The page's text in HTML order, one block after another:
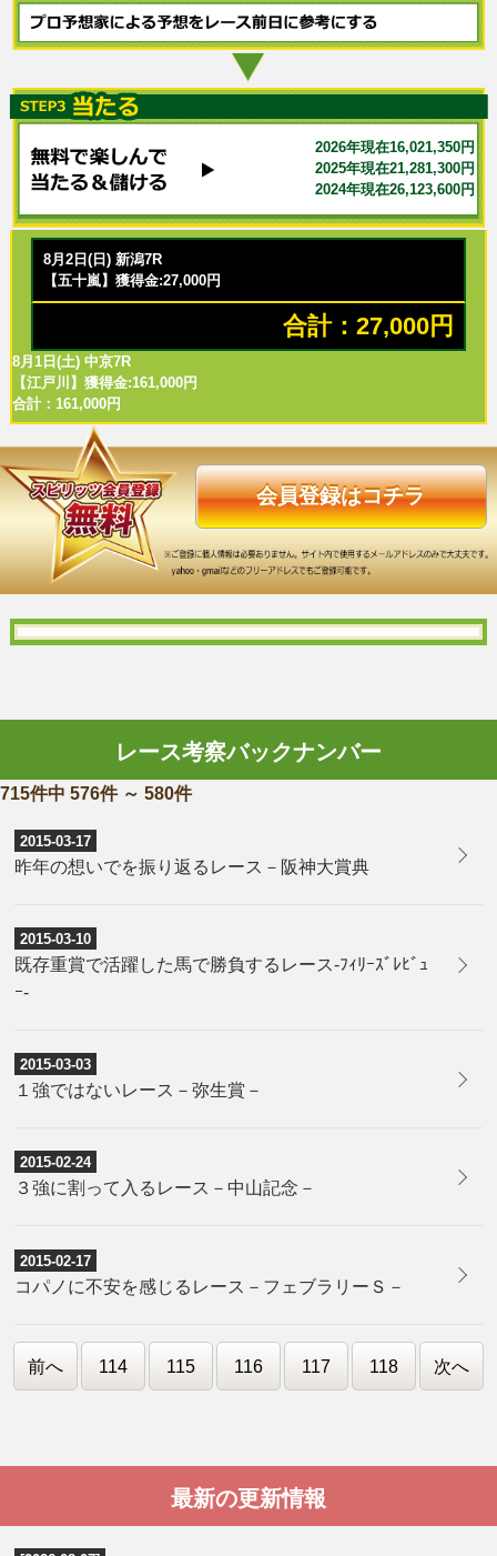
2026年現在16,021,350円
2025年現在21,281,300円
2024年現在26,123,600円
8月2日(日) 新潟7R
【五十嵐】獲得金:27,000円
合計：27,000円
8月1日(土) 中京7R
【江戸川】獲得金:161,000円
合計：161,000円
会員登録はコチラ
レース考察バックナンバー
715件中 576件 ～ 580件
2015-03-17
昨年の想いでを振り返るレース－阪神大賞典
2015-03-10
既存重賞で活躍した馬で勝負するレース-ﾌｨﾘｰｽﾞﾚﾋﾞｭ
ｰ-
2015-03-03
１強ではないレース－弥生賞－
2015-02-24
３強に割って入るレース－中山記念－
2015-02-17
コパノに不安を感じるレース－フェブラリーＳ－
前へ 114 115 116 117 118 次へ
最新の更新情報